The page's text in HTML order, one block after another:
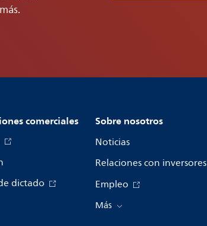
comerciales
dictado
Sobre nosotros
Noticias
Relaciones con inversores
Empleo
Más